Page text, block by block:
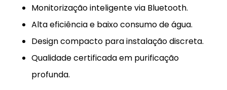
Monitorização inteligente via Bluetooth.
Alta eficiência e baixo consumo de água.
Design compacto para instalação discreta.
Qualidade certificada em purificação
profunda.